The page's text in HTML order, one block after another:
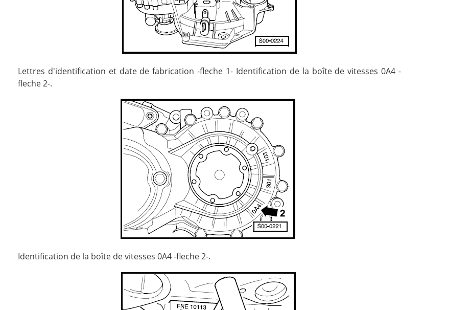
Lettres d'identification et date de fabrication -fleche 1- Identification de la boîte de vitesses 0A4 -
fleche 2-.
Identification de la boîte de vitesses 0A4 -fleche 2-.